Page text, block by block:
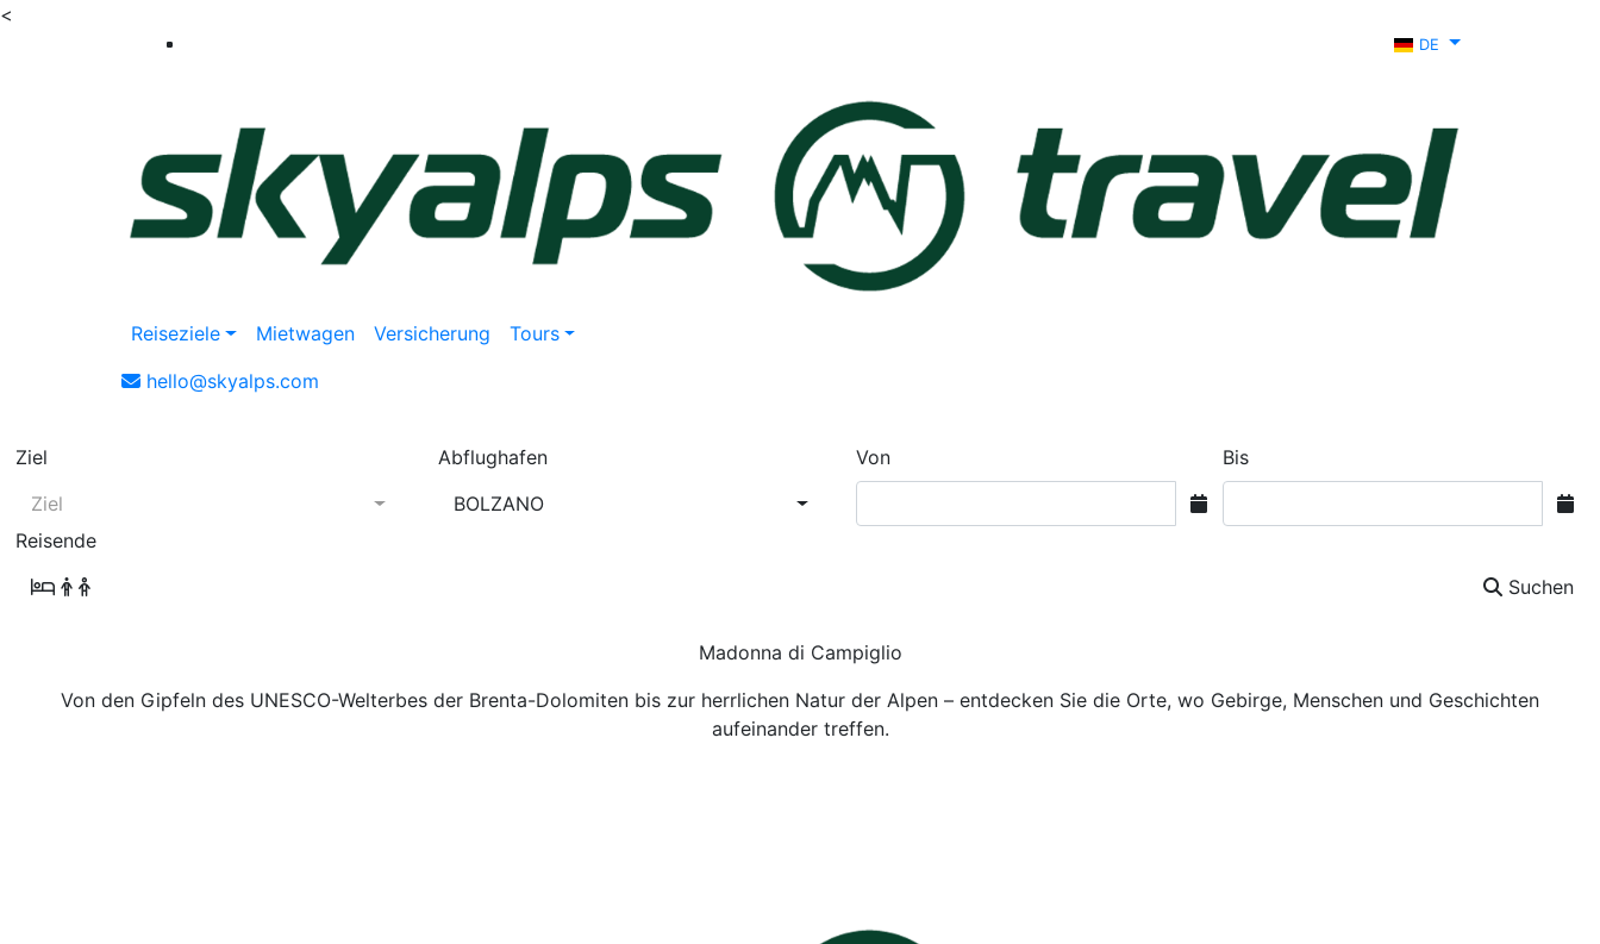
<
DE
Reiseziele Mietwagen Versicherung
Tours
hello@skyalps.com
Ziel
Ziel
Abflughafen
BOLZANO
Von Bis
Reisende
Suchen
Madonna di Campiglio
Von den Gipfeln des UNESCO-Welterbes der Brenta-Dolomiten bis zur herrlichen Natur der Alpen – entdecken Sie die Orte, wo Gebirge, Menschen und Geschichten
aufeinander treffen.